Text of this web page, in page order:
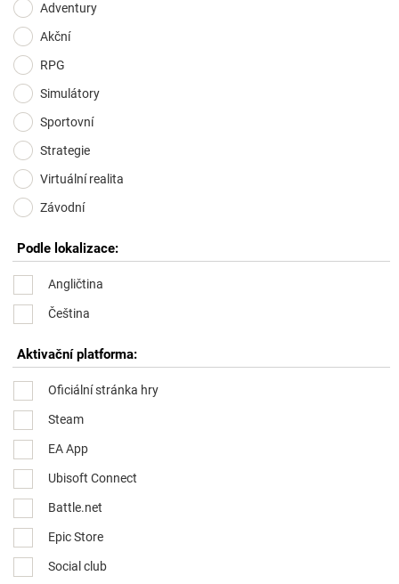
Adventury
Akční
RPG
Simulátory
Sportovní
Strategie
Virtuální realita
Závodní
Podle lokalizace:
Angličtina
Čeština
Aktivační platforma:
Oficiální stránka hry
Steam
EA App
Ubisoft Connect
Battle.net
Epic Store
Social club